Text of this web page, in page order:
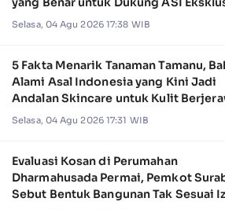
Selasa, 04 Agu 2026 17:38 WIB
5 Fakta Menarik Tanaman Tamanu,
Alami Asal Indonesia yang Kini Jadi
Andalan Skincare untuk Kulit
Selasa, 04 Agu 2026 17:31 WIB
Evaluasi Kosan di Perumahan
Dharmahusada Permai, Pemkot
Sebut Bentuk Bangunan Tak Sesuai